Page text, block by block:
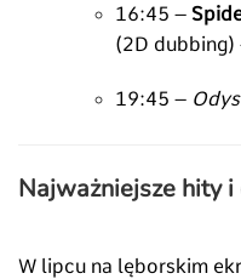
16:45 –
(2D dubbing)
19:45 –
Najważniejsze hity
W lipcu na lęborskim